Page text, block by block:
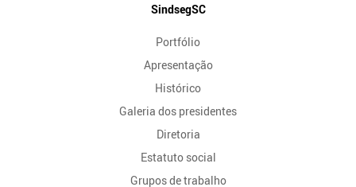
SindsegSC
Portfólio
Apresentação
Histórico
Galeria dos presidentes
Diretoria
Estatuto social
Grupos de trabalho